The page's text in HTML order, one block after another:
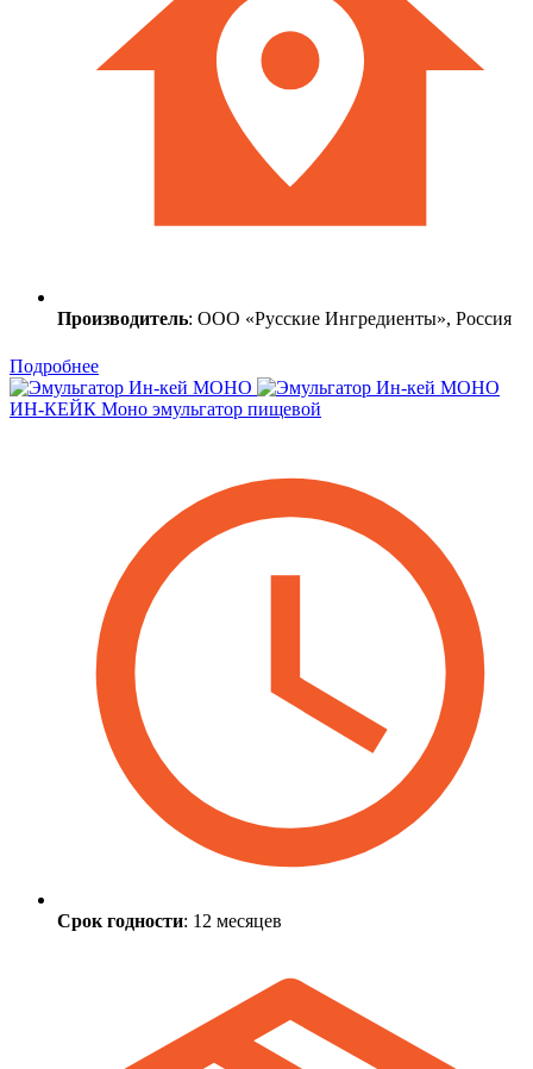
Производитель: ООО «Русские Ингредиенты», Россия
Подробнее
ИН-КЕЙК Моно эмульгатор пищевой
Срок годности: 12 месяцев